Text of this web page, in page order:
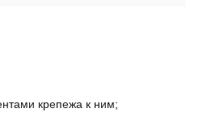
крепежа к ним;